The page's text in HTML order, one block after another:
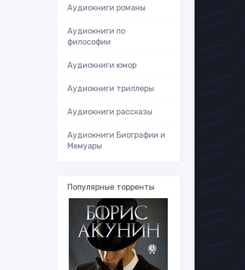
Аудиокниги романы
Аудиокниги по
философии
Аудиокниги юмор
Аудиокниги триллеры
Аудиокниги рассказы
Аудиокниги Биографии и
Мемуары
Популярные торренты